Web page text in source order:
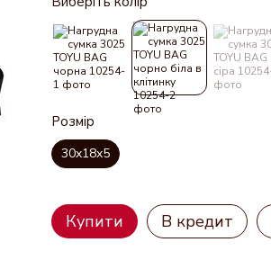
Розмір
30x18x5
Купити В кредит